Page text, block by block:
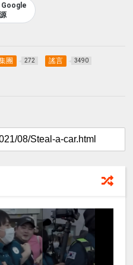
Google
團 272 謠言 3490